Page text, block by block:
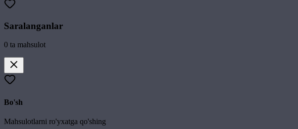
Saralanganlar
0 ta mahsulot
Bo'sh
Mahsulotlarni ro'yxatga qo'shing